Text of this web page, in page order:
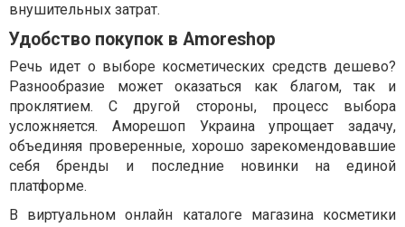
внушительных затрат.
Удобство покупок в Amoreshop
Речь идет о выборе косметических средств дешево?
Разнообразие может оказаться как благом, так и
проклятием. С другой стороны, процесс выбора
усложняется. Аморешоп Украина упрощает задачу,
объединяя проверенные, хорошо зарекомендовавшие
себя бренды и последние новинки на единой
платформе.
В виртуальном онлайн каталоге магазина косметики